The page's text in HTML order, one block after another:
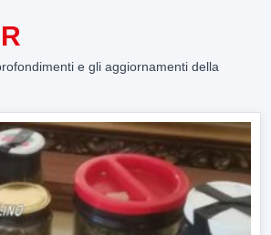
e gli aggiornamenti della